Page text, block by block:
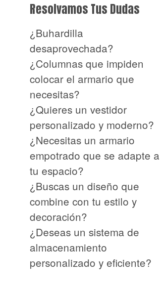
Resolvamos Tus Dudas
¿Buhardilla
desaprovechada?
¿Columnas que impiden
colocar el armario que
necesitas?
¿Quieres un vestidor
personalizado y moderno?
¿Necesitas un armario
empotrado que se adapte a
tu espacio?
¿Buscas un diseño que
combine con tu estilo y
decoración?
¿Deseas un sistema de
almacenamiento
personalizado y eficiente?